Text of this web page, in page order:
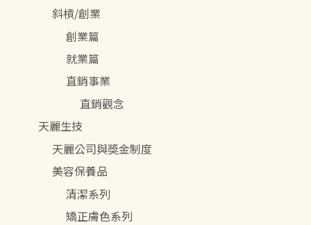
斜槓/創業
創業篇
就業篇
直銷事業
直銷觀念
天麗生技
天麗公司與奬金制度
美容保養品
清潔系列
矯正膚色系列